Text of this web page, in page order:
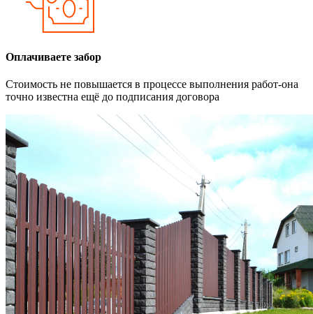
Оплачиваете забор
Стоимость не повышается в процессе выполнения работ-она
точно известна ещё до подписания договора